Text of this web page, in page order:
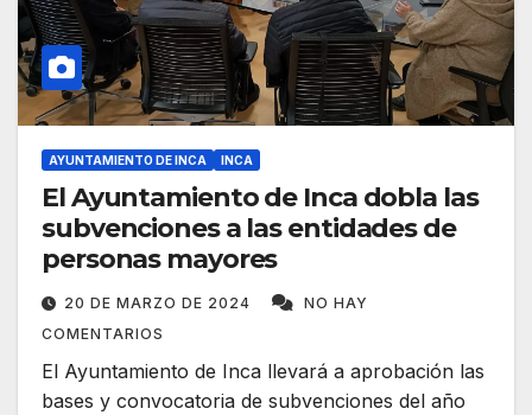
AYUNTAMIENTO DE INCA INCA
El Ayuntamiento de Inca dobla las
subvenciones a las entidades de
personas mayores
20 DE MARZO DE 2024
NO HAY
COMENTARIOS
El Ayuntamiento de Inca llevará a aprobación las
bases y convocatoria de subvenciones del año